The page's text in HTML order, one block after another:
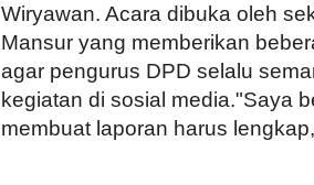
Wiryawan. Acara dibuka oleh
Mansur yang memberikan
agar pengurus DPD selalu
kegiatan di sosial media."Saya
membuat laporan harus